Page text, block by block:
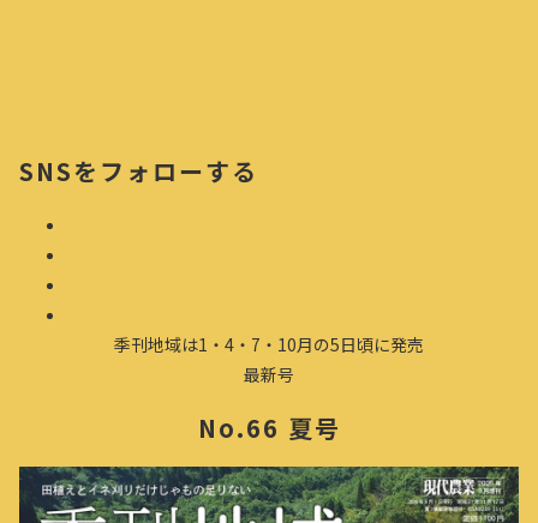
SNSをフォローする
季刊地域は1・4・7・10月の5日頃に発売
最新号
No.66 夏号